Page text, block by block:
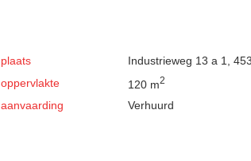
plaats
Industrieweg 13 a 1,
oppervlakte
120 m2
aanvaarding Verhuurd